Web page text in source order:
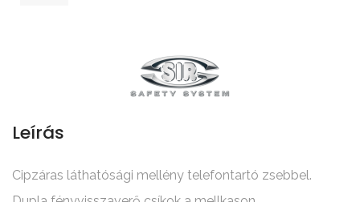
Leírás
Cipzáras láthatósági mellény telefontartó zsebbel.